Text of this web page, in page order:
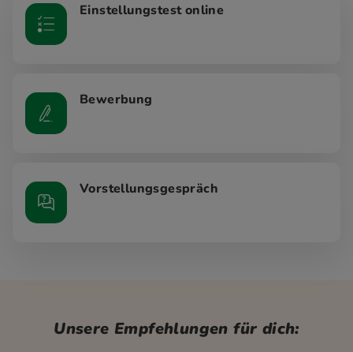
Einstellungstest online
Bewerbung
Vorstellungsgespräch
Unsere Empfehlungen für dich: